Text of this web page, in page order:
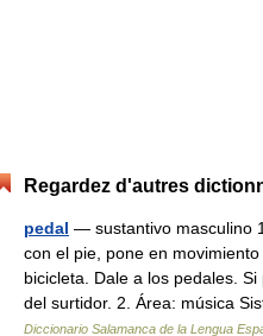
Regardez d'autres
pedal — sustantivo masculino
con el pie, pone en
bicicleta. Dale a los pedales.
del surtidor. 2. Área: música
Diccionario Salamanca de la Lengua